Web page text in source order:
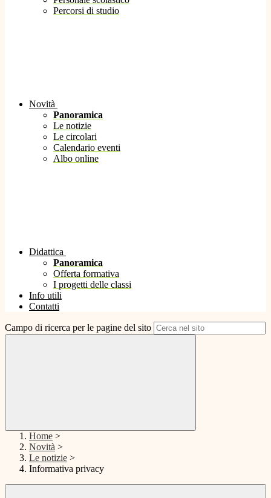
Percorsi di studio
Novità
Panoramica
Le notizie
Le circolari
Calendario eventi
Albo online
Didattica
Panoramica
Offerta formativa
I progetti delle classi
Info utili
Contatti
Campo di ricerca per le pagine del sito
Home >
Novità >
Le notizie >
Informativa privacy